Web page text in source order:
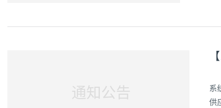
通知公告
系
供